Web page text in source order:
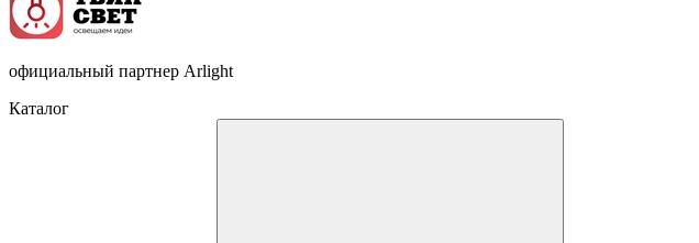
официальный партнер Arlight
Каталог